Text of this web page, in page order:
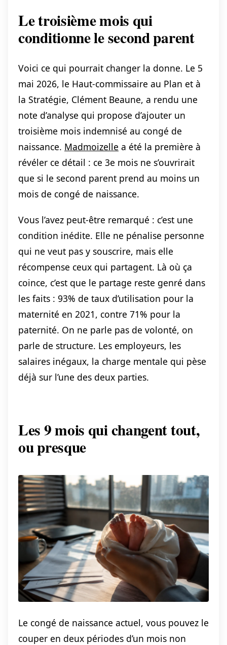
Le troisième mois qui
conditionne le second parent
Voici ce qui pourrait changer la donne. Le 5
mai 2026, le Haut-commissaire au Plan et à
la Stratégie, Clément Beaune, a rendu une
note d’analyse qui propose d’ajouter un
troisième mois indemnisé au congé de
naissance. Madmoizelle a été la première à
révéler ce détail : ce 3e mois ne s’ouvrirait
que si le second parent prend au moins un
mois de congé de naissance.
Vous l’avez peut-être remarqué : c’est une
condition inédite. Elle ne pénalise personne
qui ne veut pas y souscrire, mais elle
récompense ceux qui partagent. Là où ça
coince, c’est que le partage reste genré dans
les faits : 93% de taux d’utilisation pour la
maternité en 2021, contre 71% pour la
paternité. On ne parle pas de volonté, on
parle de structure. Les employeurs, les
salaires inégaux, la charge mentale qui pèse
déjà sur l’une des deux parties.
Les 9 mois qui changent tout,
ou presque
Le congé de naissance actuel, vous pouvez le
couper en deux périodes d’un mois non